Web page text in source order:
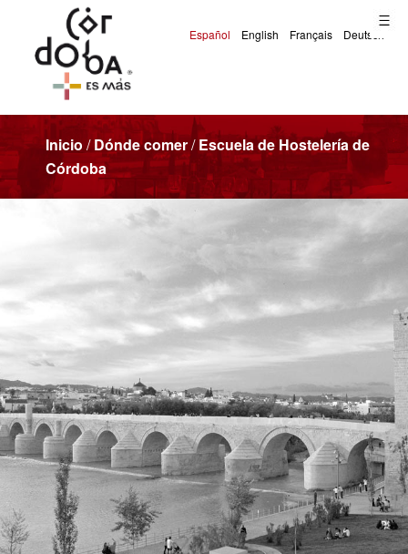
Inicio /Dónde comer/Escuela de Hostelería de
Córdoba